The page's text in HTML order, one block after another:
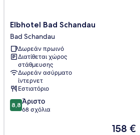
Elbhotel
Bad
Schandau
Bad
Schandau
Elbhotel Bad Schandau
Bad Schandau
Δωρεάν πρωινό
Διατίθεται χώρος
στάθμευσης
Δωρεάν ασύρματο
ίντερνετ
Εστιατόριο
8.8
στα
8,8 Άριστο
68 σχόλια
Η
158 €